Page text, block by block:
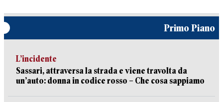
Primo Piano
L’incidente
Sassari, attraversa la strada e viene travolta da
un’auto: donna in codice rosso – Che cosa sappiamo